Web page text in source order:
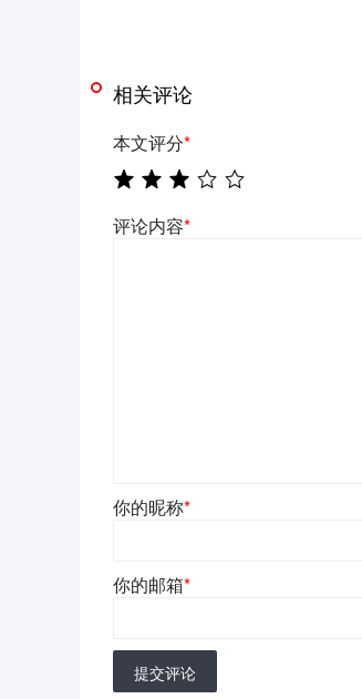
相关评论
本文评分*
评论内容*
你的昵称*
你的邮箱*
提交评论